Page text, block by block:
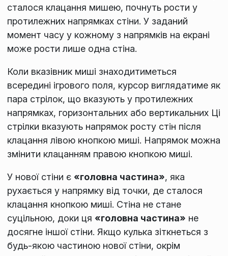
сталося клацання мишею, почнуть рости у
протилежних напрямках стіни. У заданий
момент часу у кожному з напрямків на екрані
може рости лише одна стіна.
Коли вказівник миші знаходитиметься
всередині ігрового поля, курсор виглядатиме як
пара стрілок, що вказують у протилежних
напрямках, горизонтальних або вертикальних Ці
стрілки вказують напрямок росту стін після
клацання лівою кнопкою миші. Напрямок можна
змінити клацанням правою кнопкою миші.
У нової стіни є «головна частина», яка
рухається у напрямку від точки, де сталося
клацання кнопкою миші. Стіна не стане
суцільною, доки ця «головна частина» не
досягне іншої стіни. Якщо кулька зіткнеться з
будь-якою частиною нової стіни, окрім